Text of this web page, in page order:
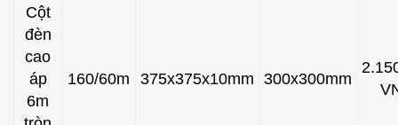
Cột
đèn
cao
áp
6m
160/60m 375x375x10mm 300x300mm